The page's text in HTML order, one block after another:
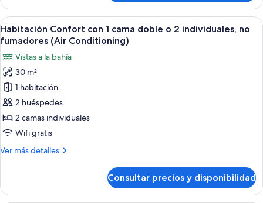
fumadores,
planta
baja
(Fan)
clásica
doble,
1
cama
matrimonio,
no
fumadores,
planta
baja
Abrir
todas
fotos
de
Habitación
Confort
con
1
doble
individuales,
Ropa de cama de alta calidad,
17
Habitación Confort con 1 cama doble o 2 individuales, no
fumadores (Air Conditioning)
Vistas a la bahía
30 m²
1 habitación
2 huéspedes
2 camas individuales
Wifi gratis
Ver más detalles
Más
Confort
Consultar precios y disponibilidad